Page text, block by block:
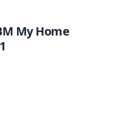
My Home